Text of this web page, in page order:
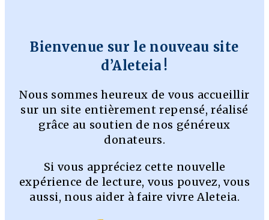
Bienvenue sur le nouveau site
d’Aleteia !
Nous sommes heureux de vous accueillir
sur un site entièrement repensé, réalisé
grâce au soutien de nos généreux
donateurs.
Si vous appréciez cette nouvelle
expérience de lecture, vous pouvez, vous
aussi, nous aider à faire vivre Aleteia.